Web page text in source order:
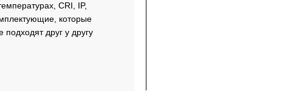
CRI, IP,
которые
друг у другу